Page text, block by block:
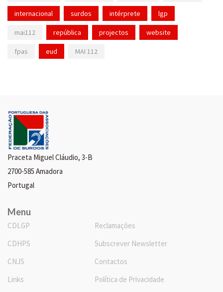
internacional surdos intérprete lgp
mai112 república projectos website
fpas eud MAI 112
Praceta Miguel Cláudio, 3-B
2700-585 Amadora
Portugal
Menu
CDLGP
CDHPS
CNJS
Links
Reclamações
Subscrever Newsletter
Contactos
Política de Privacidade